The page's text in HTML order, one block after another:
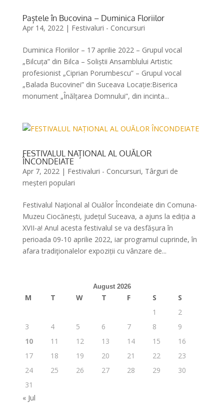
Paștele în Bucovina – Duminica Floriilor
Apr 14, 2022| Festivaluri - Concursuri
Duminica Floriilor – 17 aprilie 2022 – Grupul vocal
„Bilcuța” din Bilca – Soliștii Ansamblului Artistic
profesionist „Ciprian Porumbescu” – Grupul vocal
„Balada Bucovinei” din Suceava Locație:Biserica
monument „Înălțarea Domnului”, din incinta...
FESTIVALUL NAȚIONAL AL OUĂLOR
ÎNCONDEIATE
Apr 7, 2022| Festivaluri - Concursuri, Târguri de
meșteri populari
Festivalul Naţional al Ouălor Încondeiate din Comuna-
Muzeu Ciocănești, județul Suceava, a ajuns la ediția a
XVII-a! Anul acesta festivalul se va desfășura în
perioada 09-10 aprilie 2022, iar programul cuprinde, în
afara tradiţionalelor expoziții cu vânzare de...
August 2026
M T W T F S
S
1
2
3
4 5 6 7 8
9
10
11 12 13 14 15
16
17
18 19 20 21 22
23
24
25 26 27 28 29
30
31
« Jul